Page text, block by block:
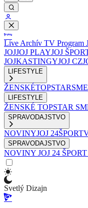
Live Archív TV Program
JOJJOJ PLAYJOJ
JOJKASTINGYJOJ CZ
LIFESTYLE
ŽENSKÉTOPSTAR
LIFESTYLE
ŽENSKÉ TOPSTAR
SPRAVODAJSTVO
NOVINYJOJ 24ŠPORT
SPRAVODAJSTVO
NOVINY JOJ 24 ŠPORT
Svetlý Dizajn